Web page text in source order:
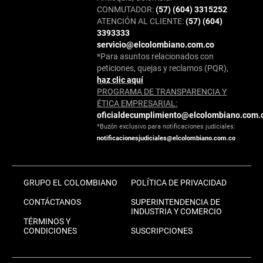
CONMUTADOR:(57) (604) 3315252
ATENCIÓN AL CLIENTE:(57) (604)
3393333
servicio@elcolombiano.com.co
*Para asuntos relacionados con
peticiones, quejas y reclamos (PQR),
haz clic aquí
PROGRAMA DE TRANSPARENCIA Y
ÉTICA EMPRESARIAL:
*Buzón exclusivo para notificaciones judiciales:
notificacionesjudiciales@elcolombiano.com.co
GRUPO EL COLOMBIANO
CONTÁCTANOS
TÉRMINOS Y
CONDICIONES
POLÍTICA DE PRIVACIDAD
SUPERINTENDENCIA DE
INDUSTRIA Y COMERCIO
SUSCRIPCIONES